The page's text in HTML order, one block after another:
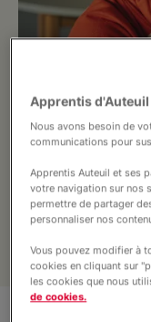
Nous soutenir
Située à
Strasbourg
sortants de la
Apprentis
Nous avons besoin de
communications pour
Apprentis Auteuil et ses
votre navigation sur nos
permettre de partager
personnaliser nos
Vous pouvez modifier à
cookies en cliquant sur
les cookies que nous
de cookies.